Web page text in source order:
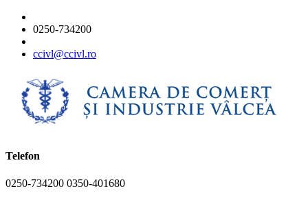
0250-734200
ccivl@ccivl.ro
Telefon
0250-734200 0350-401680